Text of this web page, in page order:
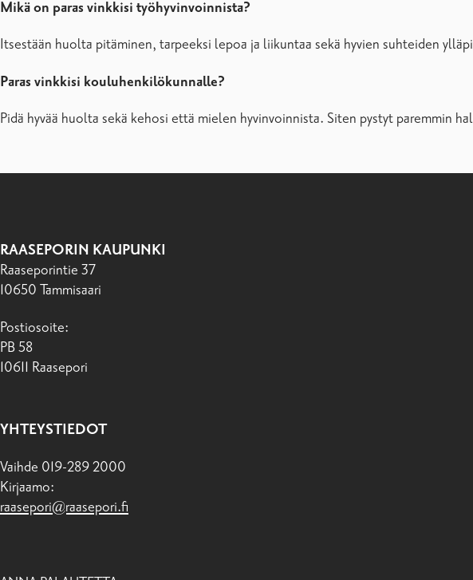
Mikä on paras vinkkisi työhyvinvoinnista?
Itsestään huolta pitäminen, tarpeeksi lepoa ja liikuntaa sekä hyvien suhteiden
Paras vinkkisi kouluhenkilökunnalle?
Pidä hyvää huolta sekä kehosi että mielen hyvinvoinnista. Siten pystyt paremmin
RAASEPORIN KAUPUNKI
Raaseporintie 37
10650 Tammisaari
Postiosoite:
PB 58
10611 Raasepori
YHTEYSTIEDOT
Vaihde 019-289 2000
Kirjaamo:
raasepori@raasepori.fi